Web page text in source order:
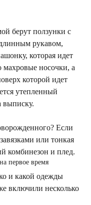
берут ползунки с
рукавом,
которая идет
махровые носочки, а
которой идет
утепленный
выписку.
Если
или тонкая
комбинезон и плед.
первое время
и какой одежды
включили несколько